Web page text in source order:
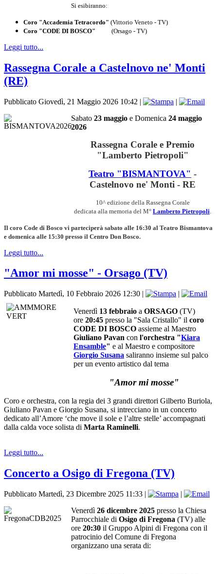
Si esibiranno:
Coro "Accademia Tetracordo" (Vittorio Veneto - TV)
Coro "CODE DI BOSCO" (Orsago - TV)
Leggi tutto...
Rassegna Corale a Castelnovo ne' Monti
(RE)
Pubblicato Giovedì, 21 Maggio 2026 10:42 |
|
Sabato 23 maggio e Domenica 24 maggio
2026
Rassegna Corale e Premio
"Lamberto Pietropoli"
Teatro "BISMANTOVA" -
Castelnovo ne' Monti - RE
10^ edizione della Rassegna Corale
dedicata alla memoria del M° Lamberto Pietropoli
Il coro Code di Bosco vi parteciperà sabato alle 16:30 al Teatro Bismantova
e domenica alle 15:30 presso il Centro Don Bosco.
Leggi tutto...
"Amor mi mosse" - Orsago (TV)
Pubblicato Martedì, 10 Febbraio 2026 12:30 | |
Venerdì 13 febbraio a ORSAGO (TV)
ore 20:45 presso la "Sala Cristallo" il coro
CODE DI BOSCO assieme al Maestro
Giuliano Pavan con l'orchestra "Kiara
Ensamble" e al Maestro e compositore
Giorgio Susana saliranno insieme sul palco
per un evento artistico dal tema
"Amor mi mosse"
Coro e orchestra, con la regia dei 3 grandi direttori Gilberto Buriola,
Giuliano Pavan e Giorgio Susana, si intrecciano in un concerto
dedicato all’Amore ‘che move il sole e l’altre stelle’ accompagnati
dalla calda voce solista di Marta Raminelli.
Leggi tutto...
Concerto a Osigo di Fregona (TV)
Pubblicato Martedì, 23 Dicembre 2025 11:33 |
|
Venerdì 26 dicembre 2025 presso la Chiesa
Parrocchiale di Osigo di Fregona (TV) alle
ore 20:30 il Gruppo Alpini di Fregona con il
patrocinio del Comune di Fregona
organizzano una serata di: